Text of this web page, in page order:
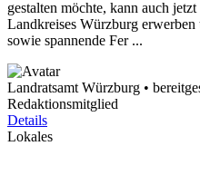
gestalten möchte, kann auch
Landkreises Würzburg
sowie spannende Fer ...
Landratsamt Würzburg •
Redaktionsmitglied
Details
Lokales